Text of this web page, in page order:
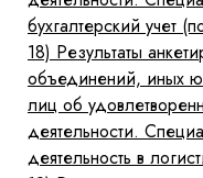
бухгалтерский учет
18) Результаты
объединений, иных
лиц об
деятельности.
деятельность в